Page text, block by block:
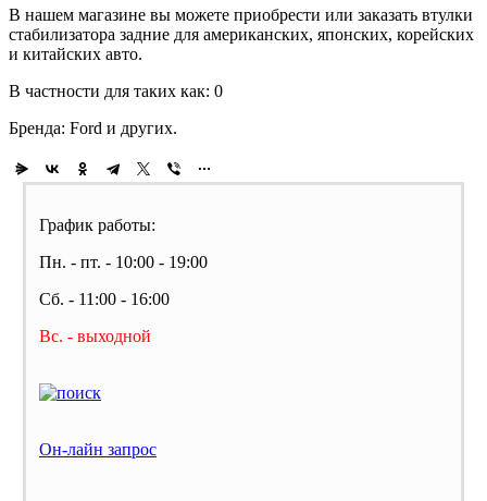
В нашем магазине вы можете приобрести или заказать втулки
стабилизатора задние для американских, японских, корейских
и китайских авто.
В частности для таких как: 0
Бренда: Ford и других.
График работы:
Пн. - пт. - 10:00 - 19:00
Сб. - 11:00 - 16:00
Вс. - выходной
Он-лайн запрос